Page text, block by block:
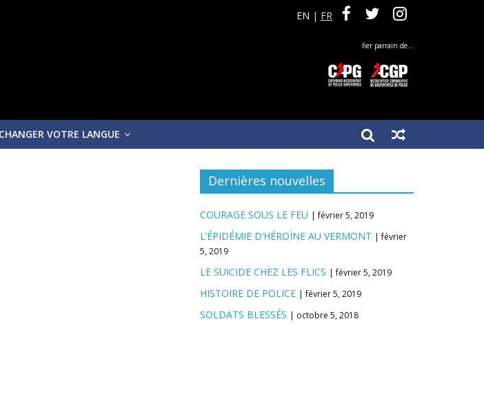
EN | FR
fier parrain de…
CHANGER VOTRE LANGUE
Dernières nouvelles
COURAGE SOUS LE FEU février 5, 2019
L’ÉPIDÉMIE D’HÉROÏNE AU VERMONT
février
5, 2019
LE SUICIDE CHEZ LES FLICS février 5, 2019
HISTOIRE DE POLICE février 5, 2019
SOLDATS BLESSÉS octobre 5, 2018